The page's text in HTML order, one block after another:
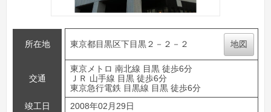
所在地 東京都目黒区下目黒２－２－２ 地図
交通
東京メトロ 南北線 目黒 徒歩6分
ＪＲ 山手線 目黒 徒歩6分
東京急行電鉄 目黒線 目黒 徒歩6分
竣工日
2008年02月29日